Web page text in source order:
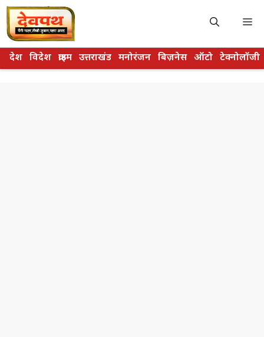
Skip
to
content
देश विदेश क्राइम उत्तराखंड मनोरंजन बिज़नेस ऑटो टेक्नोलॉजी